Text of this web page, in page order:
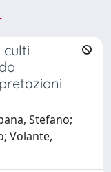
culti
Stefano;
Volante,